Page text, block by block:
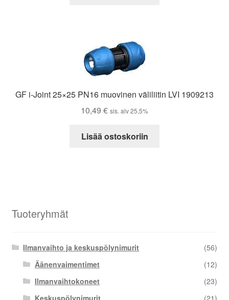
GF i-Joint 25×25 PN16 muovinen väliliitin LVI 1909213
10,49 € sis. alv 25,5%
Lisää ostoskoriin
Tuoteryhmät
Ilmanvaihto ja keskuspölynimurit
(56)
Äänenvaimentimet
(12)
Ilmanvaihtokoneet
(23)
Keskuspölynimurit
(21)